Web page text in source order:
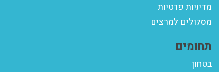
מדיניות פרטיות
מסלולים למרצים
תחומים
בטחון